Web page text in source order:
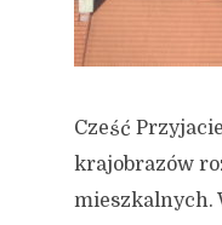
Cześć
krajobrazów
mieszkalnych.